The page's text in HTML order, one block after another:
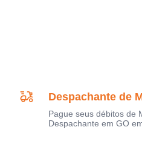
Despachante de
Pague seus débitos de
Despachante em GO